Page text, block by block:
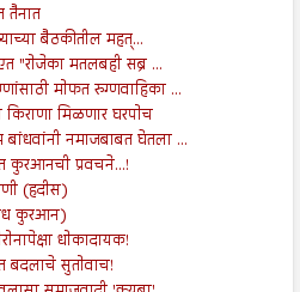
तैनात
बैठकीतील महत्...
"रोजेका मतलबही सब्र ...
मोफत रुग्णवाहिका ...
मिळणार घरपोच
नमाजबाबत घेतला ...
कुरआनची प्रवचने...!
(हदीस)
कुरआन)
धोकादायक!
बदलाचे सुतोवाच!